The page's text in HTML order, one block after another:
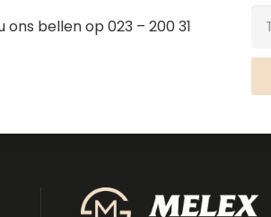
bellen op 023 – 200 31